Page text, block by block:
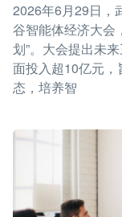
2026年6月29日，
谷智能体经济大会
划”。大会提出未
面投入超10亿元
态，培养智